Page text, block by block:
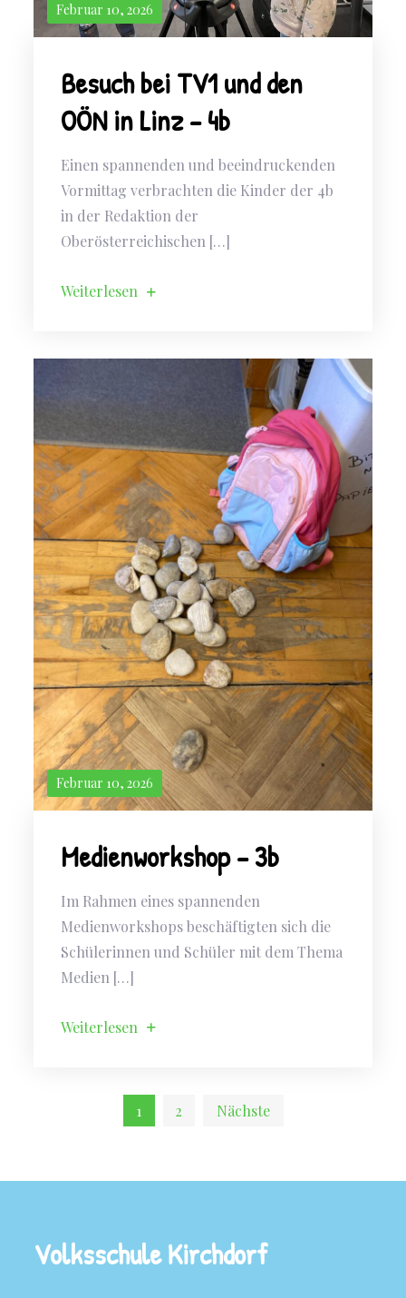
Februar 10, 2026
Besuch bei TV1 und den
OÖN in Linz – 4b
Einen spannenden und beeindruckenden
Vormittag verbrachten die Kinder der 4b
in der Redaktion der
Oberösterreichischen […]
Weiterlesen
Februar 10, 2026
Medienworkshop – 3b
Im Rahmen eines spannenden
Medienworkshops beschäftigten sich die
Schülerinnen und Schüler mit dem Thema
Medien […]
Weiterlesen
Seitennummerierung
der
Beiträge
1 2 Nächste
Volksschule Kirchdorf